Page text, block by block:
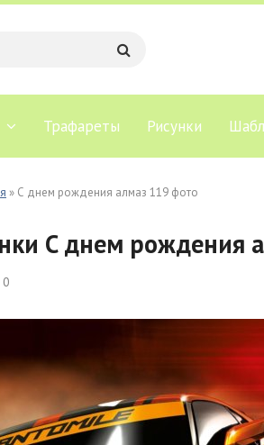
Трафареты Рисунки
» С днем рождения алмаз 119 фото
С днем рождения
0